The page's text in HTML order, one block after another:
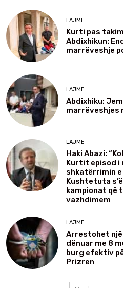
LAJME
Kurti pas
Abdixhikun:
marrëveshje
LAJME
Abdixhiku:
marrëveshjes
LAJME
Haki Abazi:
Kurtit episod i
shkatërrimin e
Kushtetuta
kampionat që
vazhdimem
LAJME
Arrestohet një
dënuar me 8
burg efektiv
Prizren